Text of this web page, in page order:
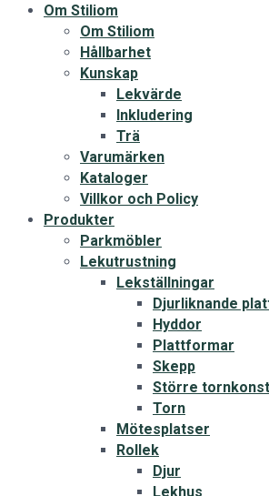
Om Stiliom
Om Stiliom
Hållbarhet
Kunskap
Lekvärde
Inkludering
Trä
Varumärken
Kataloger
Villkor och Policy
Produkter
Parkmöbler
Lekutrustning
Lekställningar
Djurliknande
Hyddor
Plattformar
Skepp
Större
Torn
Mötesplatser
Rollek
Djur
Lekhus